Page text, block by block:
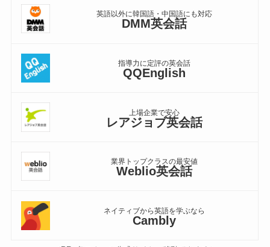
英語以外に韓国語・中国語にも対応
DMM英会話
指導力に定評の英会話
QQEnglish
上場企業で安心
レアジョブ英会話
業界トップクラスの最安値
Weblio英会話
ネイティブから英語を学ぶなら
Cambly